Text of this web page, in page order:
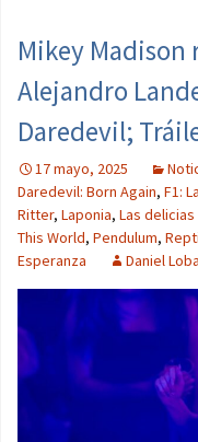
Mikey Madison
Alejandro
Daredevil;
17 mayo, 2025
Daredevil: Born Again, F1:
Ritter, Laponia, Las
This World, Pendulum,
Esperanza
Daniel